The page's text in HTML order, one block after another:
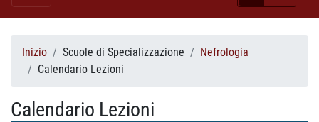
Inizio Scuole di Specializzazione
Nefrologia
Calendario Lezioni
Calendario Lezioni